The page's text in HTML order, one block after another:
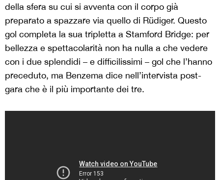
della sfera su cui si avventa con il corpo già
preparato a spazzare via quello di Rüdiger. Questo
gol completa la sua tripletta a Stamford Bridge: per
bellezza e spettacolarità non ha nulla a che vedere
con i due splendidi – e difficilissimi – gol che l’hanno
preceduto, ma Benzema dice nell’intervista post-
gara che è il più importante dei tre.